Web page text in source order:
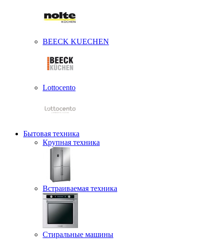
BEECK KUECHEN
Lottocento
Бытовая техника
Крупная техника
Встраиваемая техника
Стиральные машины